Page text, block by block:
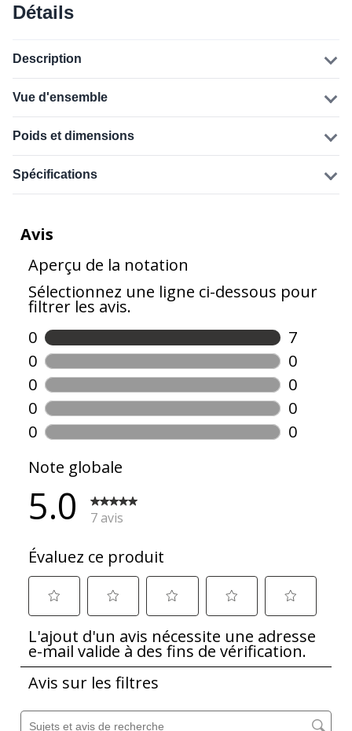
Détails
Description
Vue d'ensemble
Poids et dimensions
Spécifications